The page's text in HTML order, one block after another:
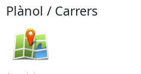
Plànol / Carrers